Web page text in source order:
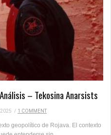
– Tekosina Anarsists
/ 1 COMMENT
geopolítico de Rojava. El contexto